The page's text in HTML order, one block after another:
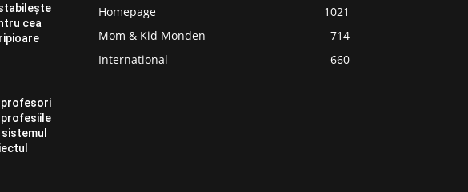
cea
profesori
profesiile
Homepage
1021
Mom & Kid Monden
714
International
660